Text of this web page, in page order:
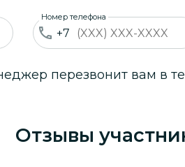
+7
Номер телефона
перезвонит вам в
Отзывы